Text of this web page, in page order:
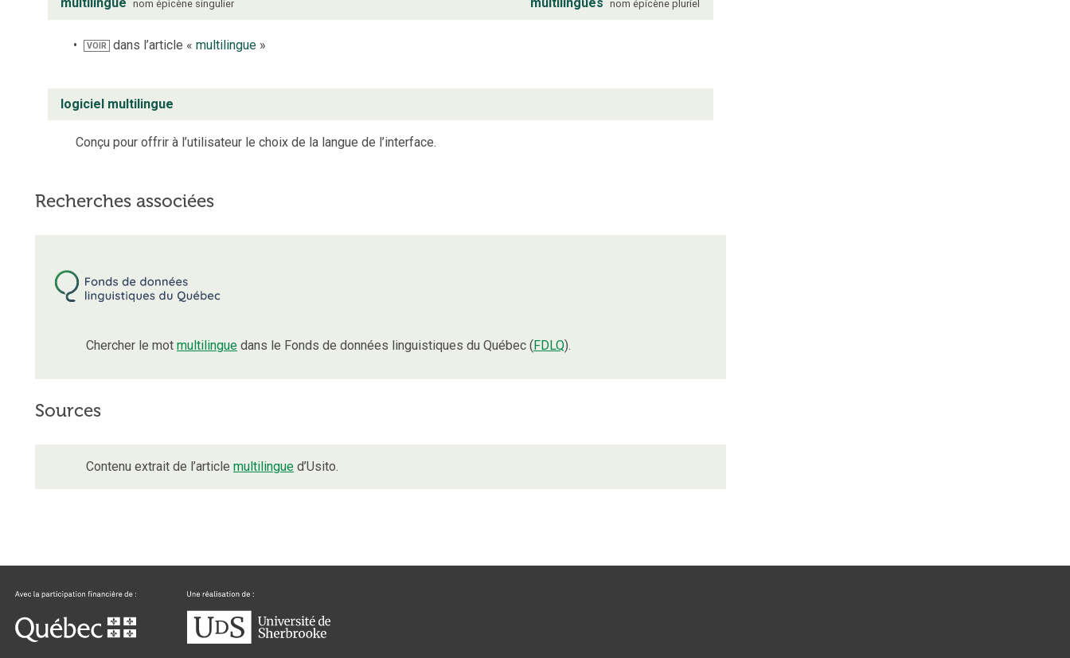
nom épicène singulier nom épicène pluriel
VOIR dans l’article «multilingue »
logiciel multilingue
Conçu pour offrir à l’utilisateur le choix de la langue de l’interface.
Recherches associées
Chercher le mot multilingue dans le Fonds de données linguistiques du Québec (FDLQ).
Sources
Contenu extrait de l’article multilingue d’Usito.